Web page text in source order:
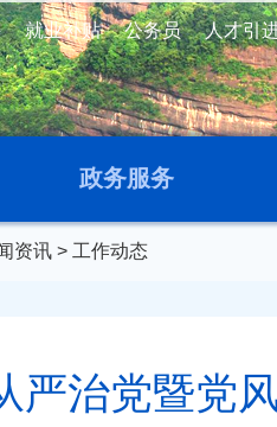
就业补贴 公务员 人才引
政务服务
资讯 > 工作动态
严治党暨党